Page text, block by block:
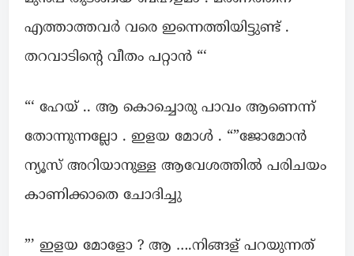
എത്താത്തവർ വരെ ഇന്നെത്തിയിട്ടുണ്ട് .
തറവാടിന്റെ വീതം പറ്റാൻ “‘
“‘ ഹേയ് .. ആ കൊച്ചൊരു പാവം ആണെന്ന്
തോന്നുന്നല്ലോ . ഇളയ മോൾ . “”ജോമോൻ
ന്യൂസ് അറിയാനുള്ള ആവേശത്തിൽ പരിചയം
കാണിക്കാതെ ചോദിച്ചു
”’ ഇളയ മോളോ ? ആ ….നിങ്ങള് പറയുന്നത്